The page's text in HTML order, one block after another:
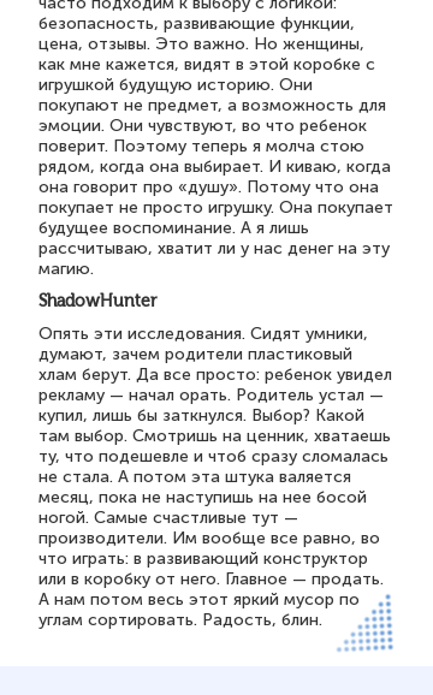
безопасность, развивающие функции,
цена, отзывы. Это важно. Но женщины,
как мне кажется, видят в этой коробке с
игрушкой будущую историю. Они
покупают не предмет, а возможность для
эмоции. Они чувствуют, во что ребенок
поверит. Поэтому теперь я молча стою
рядом, когда она выбирает. И киваю, когда
она говорит про «душу». Потому что она
покупает не просто игрушку. Она покупает
будущее воспоминание. А я лишь
рассчитываю, хватит ли у нас денег на эту
магию.
ShadowHunter
Опять эти исследования. Сидят умники,
думают, зачем родители пластиковый
хлам берут. Да все просто: ребенок увидел
рекламу — начал орать. Родитель устал —
купил, лишь бы заткнулся. Выбор? Какой
там выбор. Смотришь на ценник, хватаешь
ту, что подешевле и чтоб сразу сломалась
не стала. А потом эта штука валяется
месяц, пока не наступишь на нее босой
ногой. Самые счастливые тут —
производители. Им вообще все равно, во
что играть: в развивающий конструктор
или в коробку от него. Главное — продать.
А нам потом весь этот яркий мусор по
углам сортировать. Радость, блин.